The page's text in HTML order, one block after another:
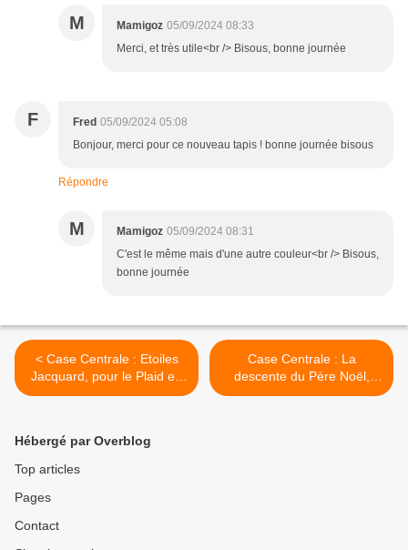
M Mamigoz 05/09/2024 08:33
Merci, et très utile<br /> Bisous, bonne journée
F Fred 05/09/2024 05:08
Bonjour, merci pour ce nouveau tapis ! bonne journée bisous
Répondre
M Mamigoz 05/09/2024 08:31
C'est le même mais d'une autre couleur<br /> Bisous,
bonne journée
< Case Centrale : Etoiles
Jacquard, pour le Plaid en
Fêtes
Case Centrale : La
descente du Père Noël,
pour le Plaid en Fêtes >
Hébergé par Overblog
Top articles
Pages
Contact